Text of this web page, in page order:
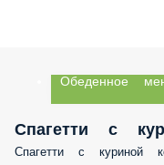
Обеденное
Спагетти с
Спагетти с куриной